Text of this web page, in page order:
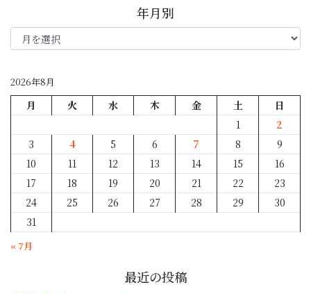
年月別
年
月
2026年8月
月 火 水 木 金 土
日
1
2
3
4 5 6 7 8
9
10
11 12 13 14 15
16
17
18 19 20 21 22
23
24
25 26 27 28 29
30
31
« 7月
最近の投稿